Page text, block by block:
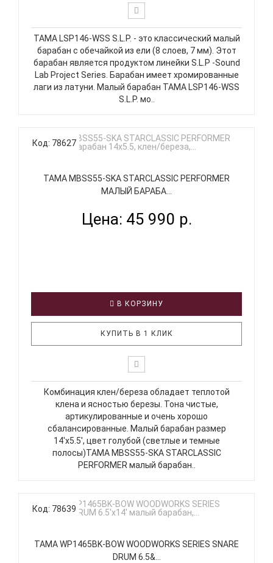
TAMA LSP146-WSS S.L.P. - это классический малый
барабан с обечайкой из ели (8 слоев, 7 мм). Этот
барабан является продуктом линейки S.L.P -Sound
Lab Project Series. Барабан имеет хромированные
лаги из латуни. Малый барабан TAMA LSP146-WSS
S.L.P. мо..
Код: 78627
TAMA MBSS55-SKA STARCLASSIC PERFORMER
МАЛЫЙ БАРАБА...
Цена: 45 990 р.
В КОРЗИНУ
КУПИТЬ В 1 КЛИК
Комбинация клен/береза обладает теплотой
клена и ясностью березы. Тона чистые,
артикулированные и очень хорошо
сбалансированные. Малый барабан размер
14'x5.5', цвет голубой (светлые и темные
полосы)TAMA MBSS55-SKA STARCLASSIC
PERFORMER малый барабан..
Код: 78639
TAMA WP1465BK-BOW WOODWORKS SERIES SNARE
DRUM 6.5&...